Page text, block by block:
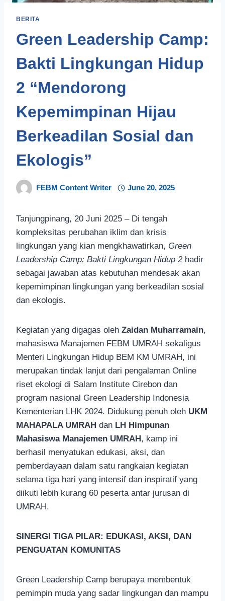
BERITA
Green Leadership Camp:
Bakti Lingkungan Hidup
2 “Mendorong
Kepemimpinan Hijau
Berkeadilan Sosial dan
Ekologis”
FEBM Content Writer June 20, 2025
Tanjungpinang, 20 Juni 2025 – Di tengah
kompleksitas perubahan iklim dan krisis
lingkungan yang kian mengkhawatirkan, Green
Leadership Camp: Bakti Lingkungan Hidup 2hadir
sebagai jawaban atas kebutuhan mendesak akan
kepemimpinan lingkungan yang berkeadilan sosial
dan ekologis.
Kegiatan yang digagas oleh Zaidan Muharramain,
mahasiswa Manajemen FEBM UMRAH sekaligus
Menteri Lingkungan Hidup BEM KM UMRAH, ini
merupakan tindak lanjut dari pengalaman Online
riset ekologi di Salam Institute Cirebon dan
program nasional Green Leadership Indonesia
Kementerian LHK 2024. Didukung penuh oleh UKM
MAHAPALA UMRAH dan LH Himpunan
Mahasiswa Manajemen UMRAH , kamp ini
berhasil menyatukan edukasi, aksi, dan
pemberdayaan dalam satu rangkaian kegiatan
selama tiga hari yang intensif dan inspiratif yang
diikuti lebih kurang 60 peserta antar jurusan di
UMRAH.
SINERGI TIGA PILAR: EDUKASI, AKSI, DAN
PENGUATAN KOMUNITAS
Green Leadership Camp berupaya membentuk
pemimpin muda yang sadar lingkungan dan mampu